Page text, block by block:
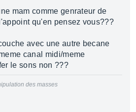
mam comme genrateur de
qu'en pensez vous???
avec une autre becane
canal midi/meme
le sons non ???
des masses